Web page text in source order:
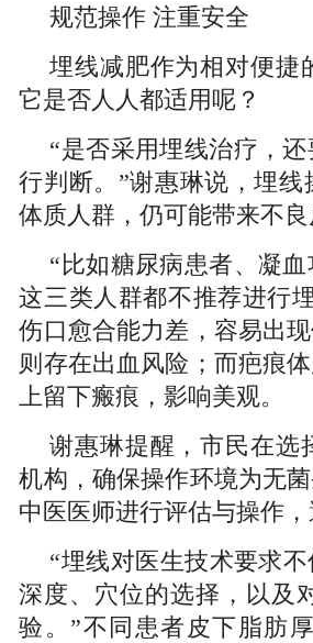
规范操作 注重安全
埋线减肥作为相对便捷
它是否人人都适用呢？
“是否采用埋线治疗，
行判断。”谢惠琳说，埋
体质人群，仍可能带来不良
“比如糖尿病患者、凝
这三类人群都不推荐进行
伤口愈合能力差，容易出
则存在出血风险；而疤痕
上留下瘢痕，影响美观。
谢惠琳提醒，市民在选
机构，确保操作环境为无
中医医师进行评估与操作
“埋线对医生技术要求
深度、穴位的选择，以及
验。”不同患者皮下脂肪